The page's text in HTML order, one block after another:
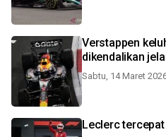
Verstappen
dikendalikan
Sabtu, 14 Maret
Leclerc